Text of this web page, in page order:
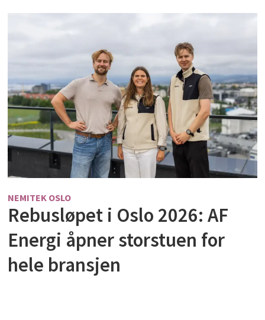
NEMITEK OSLO
Rebusløpet i Oslo 2026: AF
Energi åpner storstuen for
hele bransjen